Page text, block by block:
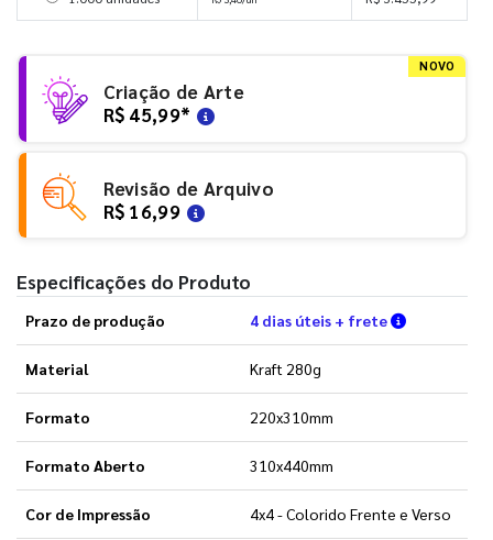
NOVO
Criação de Arte
R$ 45,99*
Revisão de Arquivo
R$ 16,99
Especificações do Produto
Prazo de produção 4 dias úteis + frete Verifique
Material Kraft 280g
Formato 220x310mm
Formato Aberto 310x440mm
Cor de Impressão 4x4 - Colorido Frente e Verso